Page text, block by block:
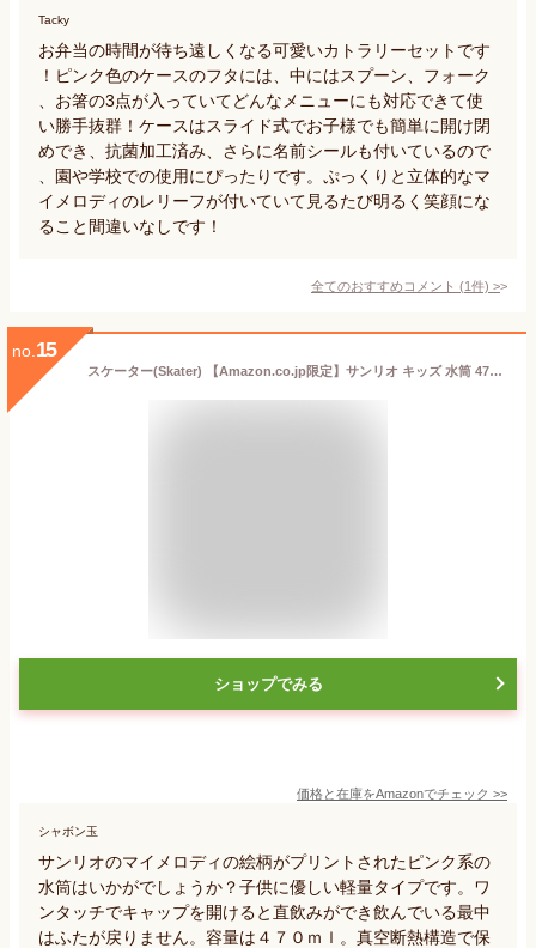
Tacky
お弁当の時間が待ち遠しくなる可愛いカトラリーセットです
！ピンク色のケースのフタには、中にはスプーン、フォーク
、お箸の3点が入っていてどんなメニューにも対応できて使
い勝手抜群！ケースはスライド式でお子様でも簡単に開け閉
めでき、抗菌加工済み、さらに名前シールも付いているので
、園や学校での使用にぴったりです。ぷっくりと立体的なマ
イメロディのレリーフが付いていて見るたび明るく笑顔にな
ること間違いなしです！
全てのおすすめコメント (1件) >
no. 15
スケーター(Skater) 【Amazon.co.jp限定】サンリオ キッズ 水筒 470ml 直飲み ステンレス マイメロディ 子どもに優しい 軽量 タイプ 真空 断熱 構造 保冷専用 SDC4
ショップでみる
価格と在庫をAmazonでチェック >>
シャボン玉
サンリオのマイメロディの絵柄がプリントされたピンク系の
水筒はいかがでしょうか？子供に優しい軽量タイプです。ワ
ンタッチでキャップを開けると直飲みができ飲んでいる最中
はふたが戻りません。容量は４７０ｍｌ。真空断熱構造で保